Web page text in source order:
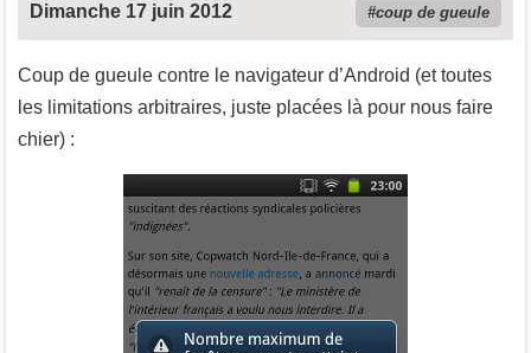
Dimanche 17 juin 2012 coup de gueule
Coup de gueule contre le navigateur d’Android (et toutes
les limitations arbitraires, juste placées là pour nous faire
chier) :